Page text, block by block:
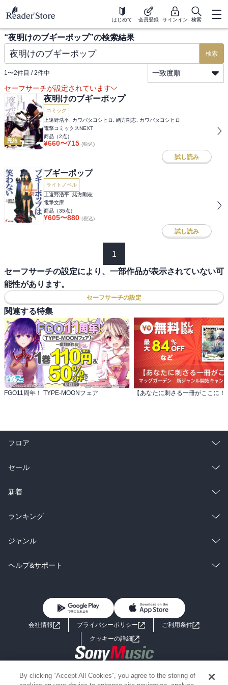
はじめて 会員登録 サインイン 検索
“夜明けのブギーポップ”の検索結果
検索
1〜2件目 / 2件中
一致度順
セーフサーチが設定されています
完結
夜明けのブギーポップ
コミック
上遠野浩平, カワバタヨシヒロ, 緒方剛志, カワバタヨシヒロ
電撃コミックスNEXT
商品（2点）
¥660〜715 (税込)
試し読み
ブギーポップ
ライトノベル
上遠野浩平, 緒方剛志
電撃文庫
商品（35点）
¥605〜880 (税込)
試し読み
1
セーフサーチの設定により、一部作品が表示されていない可
能性があります。
セーフサーチの設定
関連する特集
FGO11周年！ TYPE-MOONフェア
フロア
総合
ラノベ
雑誌・グラビア
BL・TL
セール
総合
ラノベ
雑誌・グラビア
BL・TL
新着
総合
ラノベ
雑誌・グラビア
ランキング
総合
ラノベ
ジャンル
コミック
ライトノベル 男子向けラノベ
小説
海外小説
ミステリー SF
ヘルプ&サポート
よくあるご質問 お問い合わせ
会社情報 プライバシーポリシー
ご利用条件
クッキーの詳細
Copyright 2017 - 2026 Sony Music Entertainment(Japan) Inc.
Information on the site is for the Japan domestic market only
By clicking “Accept All Cookies”, you agree to the storing of